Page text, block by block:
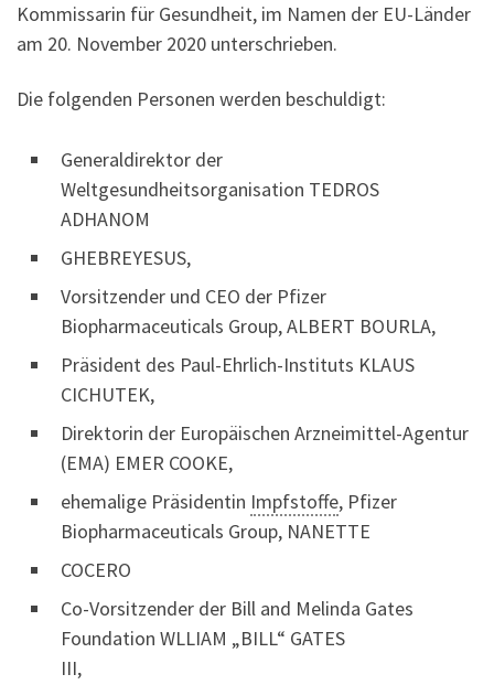
Kommissarin für Gesundheit, im Namen der EU-Länder
am 20. November 2020 unterschrieben.
Die folgenden Personen werden beschuldigt:
Generaldirektor der
Weltgesundheitsorganisation TEDROS
ADHANOM
GHEBREYESUS,
Vorsitzender und CEO der Pfizer
Biopharmaceuticals Group, ALBERT BOURLA,
Präsident des Paul-Ehrlich-Instituts KLAUS
CICHUTEK,
Direktorin der Europäischen Arzneimittel-Agentur
(EMA) EMER COOKE,
ehemalige Präsidentin Impfstoffe, Pfizer
Biopharmaceuticals Group, NANETTE
COCERO
Co-Vorsitzender der Bill and Melinda Gates
Foundation WLLIAM „BILL“ GATES
III,